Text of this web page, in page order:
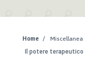
Home / Miscellanea
Il potere